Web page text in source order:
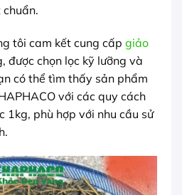
tôi cam kết cung cấp giảo
được chọn lọc kỹ lưỡng và
có thể tìm thấy sản phẩm
với các quy cách
1kg, phù hợp với nhu cầu sử